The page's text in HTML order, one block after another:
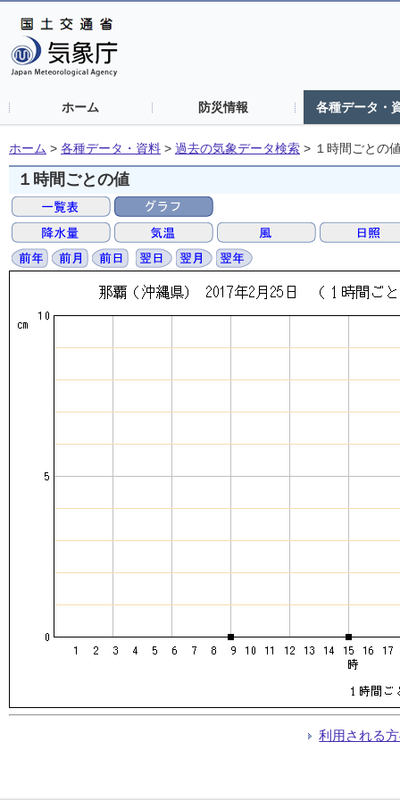
ホーム 防災情報 各種データ・
ホーム > 各種データ・資料 > 過去の気象データ検索 > １時間ごとの
１時間ごとの値
利用される